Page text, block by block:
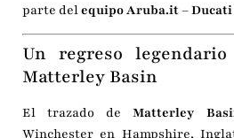
parte delequipo Aruba.it – Ducati
Un regreso
Matterley Basin
El trazado deMatterley
Winchester en Hampshire,